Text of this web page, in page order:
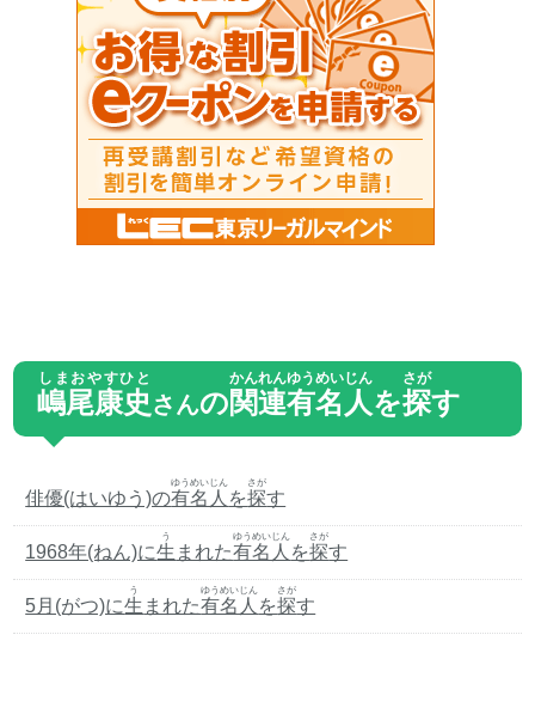
嶋尾康史
しまおやすひと
さんの関連
かんれん
有名人
ゆうめいじん
を探
さが
す
俳優(はいゆう)の有名人
ゆうめいじん
を探
さが
す
1968年(ねん)に生
う
まれた有名人
ゆうめいじん
を探
さが
す
5月(がつ)に生
う
まれた有名人
ゆうめいじん
を探
さが
す